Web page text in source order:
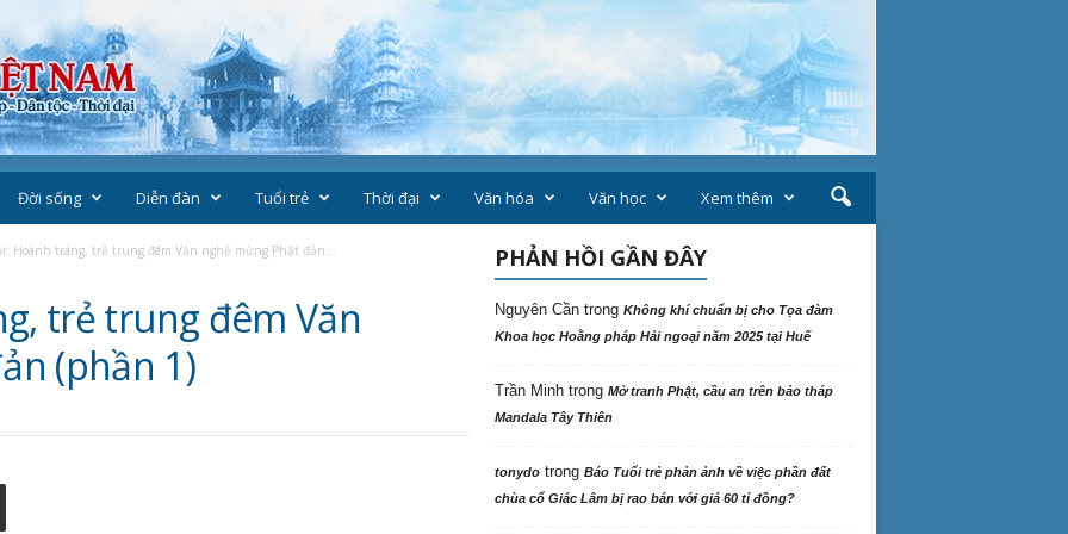
Đời sống Diễn đàn Tuổi trẻ Thời đại Văn hóa Văn học Xem thêm
Hoành tráng, trẻ trung đêm Văn nghệ mừng Phật đản...
trẻ trung đêm Văn
(phần 1)
PHẢN HỒI GẦN ĐÂY
Nguyên Cầntrong Không khí chuẩn bị cho Tọa đàm
Khoa học Hoằng pháp Hải ngoại năm 2025 tại Huế
Trần Minhtrong Mở tranh Phật, cầu an trên bảo tháp
Mandala Tây Thiên
tonydotrong Báo Tuổi trẻ phản ảnh về việc phần đất
chùa cổ Giác Lâm bị rao bán với giá 60 tỉ đồng?